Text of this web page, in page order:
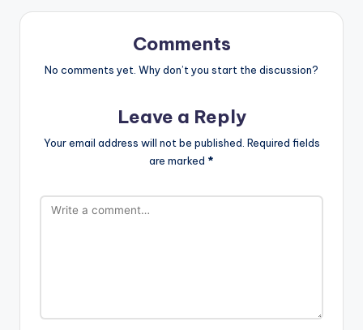
Comments
No comments yet. Why don’t you start the discussion?
Leave a Reply
Your email address will not be published. Required fields
are marked *